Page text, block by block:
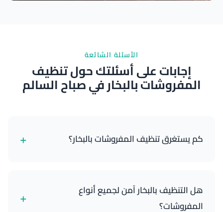
الأسئلة الشائعة
إجابات على أسئلتك حول تنظيف
المفروشات بالبخار في صباح السالم
كم يستغرق تنظيف المفروشات بالبخار؟ +
سيارتك وحالة المفروشات.
هل التنظيف بالبخار آمن لجميع أنواع
المفروشات؟
+